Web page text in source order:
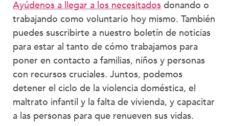
Ayúdenos a llegar a los necesitados donando o
trabajando como voluntario hoy mismo. También
puedes suscribirte a nuestro boletín de noticias
para estar al tanto de cómo trabajamos para
poner en contacto a familias, niños y personas
con recursos cruciales. Juntos, podemos
detener el ciclo de la violencia doméstica, el
maltrato infantil y la falta de vivienda, y capacitar
a las personas para que renueven sus vidas.